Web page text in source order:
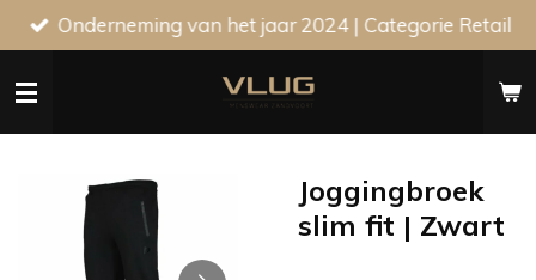
Ga
direct
naar
Onderneming van het jaar 2024 | Categorie Retail
Joggingbroek
slim fit | Zwart